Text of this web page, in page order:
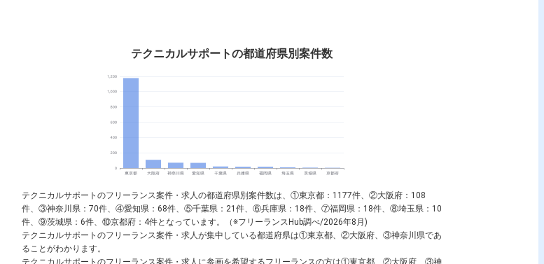
Windows Server AWS JavaScript VBA
ネットワークエンジニア PM
テクニカルサポートの都道府県別案件数
テクニカルサポートのフリーランス案件・求人の都道府県別案件数は、①東京都：1177件、②大阪府：108
件、③神奈川県：70件、④愛知県：68件、⑤千葉県：21件、⑥兵庫県：18件、⑦福岡県：18件、⑧埼玉県：10
件、⑨茨城県：6件、⑩京都府：4件となっています。（※フリーランスHub調べ/2026年8月)
テクニカルサポートのフリーランス案件・求人が集中している都道府県は①東京都、②大阪府、③神奈川県であ
ることがわかります。
テクニカルサポートのフリーランス案件・求人に参画を希望するフリーランスの方は①東京都、②大阪府、③神